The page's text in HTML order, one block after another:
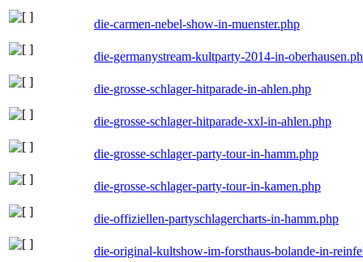
die-carmen-nebel-show-in-muenster.php
die-germanystream-kultparty-2014-in-
die-grosse-schlager-hitparade-in-ahlen.php
die-grosse-schlager-hitparade-xxl-in-ahlen.php
die-grosse-schlager-party-tour-in-hamm.php
die-grosse-schlager-party-tour-in-kamen.php
die-offiziellen-partyschlagercharts-in-hamm.php
die-original-kultshow-im-forsthaus-bolande-in-